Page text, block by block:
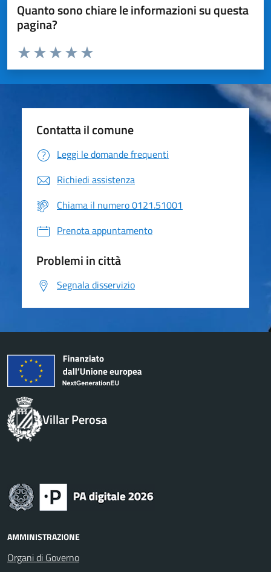
Quanto sono chiare le informazioni su questa
pagina?
Valuta da 1 a 5 stelle la pagina
Valuta 5 stelle su 5
Valuta 4 stelle su 5
Valuta 3 stelle su 5
Valuta 2 stelle su 5
Valuta 1 stelle su 5
Contatta il comune
Leggi le domande frequenti
Richiedi assistenza
Chiama il numero 0121.51001
Prenota appuntamento
Problemi in città
Segnala disservizio
Villar Perosa
AMMINISTRAZIONE
Organi di Governo